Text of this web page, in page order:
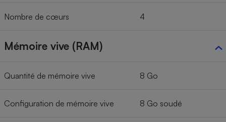
Nombre de cœurs 4
Mémoire vive (RAM)
Quantité de mémoire vive 8 Go
Configuration de mémoire vive 8 Go soudé